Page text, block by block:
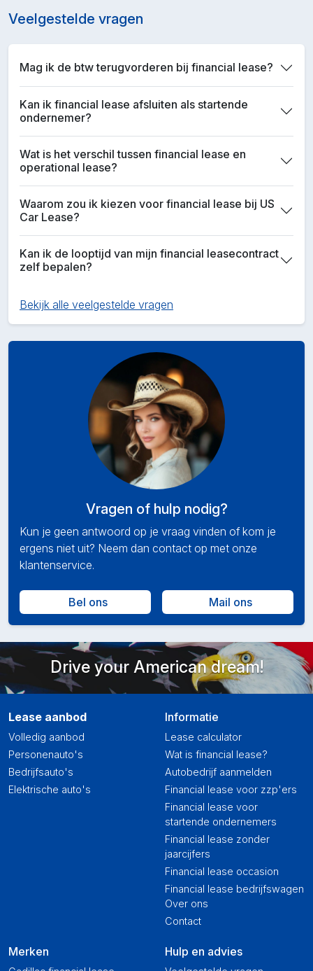
Veelgestelde vragen
Mag ik de btw terugvorderen bij financial lease?
Kan ik financial lease afsluiten als startende
ondernemer?
Wat is het verschil tussen financial lease en
operational lease?
Waarom zou ik kiezen voor financial lease bij US
Car Lease?
Kan ik de looptijd van mijn financial leasecontract
zelf bepalen?
Bekijk alle veelgestelde vragen
Vragen of hulp nodig?
Kun je geen antwoord op je vraag vinden of kom je
ergens niet uit? Neem dan contact op met onze
klantenservice.
Bel ons Mail ons
Drive your American dream!
Lease aanbod
Volledig aanbod
Personenauto's
Bedrijfsauto's
Elektrische auto's
Merken
Informatie
Lease calculator
Wat is financial lease?
Autobedrijf aanmelden
Financial lease voor zzp'ers
Financial lease voor
startende ondernemers
Financial lease zonder
jaarcijfers
Financial lease occasion
Financial lease bedrijfswagen
Over ons
Contact
Hulp en advies